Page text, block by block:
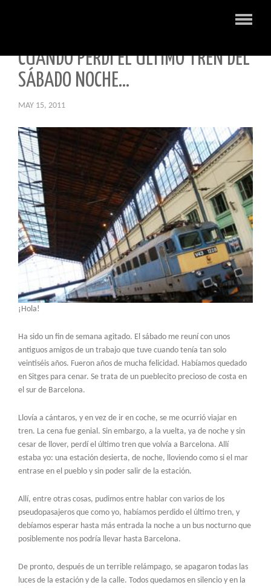
CUANDO PERDÍ EL ÚLTIMO TREN DEL
SÁBADO NOCHE…
MAY 15, 2011
¡Hola!
Ha sido un fin de semana agitado. El sábado me reuní con unos
antiguos amigos de un trabajo que tuve cuando tenía tan solo
veintiséis años. Fueron años de mucha felicidad. Habíamos quedado
en Sitges para cenar. Se trata de un pueblecito precioso de costa en
el sur de Barcelona.
Llovía a cántaros, y en vez de ir en coche, se me ocurrió viajar en
tren. La cena fue genial. Sin embargo, a la vuelta, ya de noche y sin
cesar de llover, perdí el último tren que volvía a Barcelona. Allí
estaba yo: una estación desierta, de noche, lloviendo como si el mar
entrase en el pueblo y sin poder salir de la estación.
Allí, entre otras cosas, pudimos entre hablar con varios de los
pseudopasajeros que como yo, habíamos perdido el último tren, y
debíamos esperar hasta más entrada la noche a un bus nocturno que
posiblemente nos podría llevar hasta Barcelona.
De pronto, después de un terrible relámpago, se apagaron todas las
luces de la estación y de la calle. Todos quedamos en silencio y en la